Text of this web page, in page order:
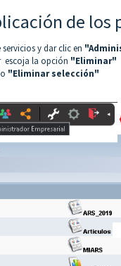
de los
y dar clic en
escoja la opción "Eliminar"
"Eliminar selección"